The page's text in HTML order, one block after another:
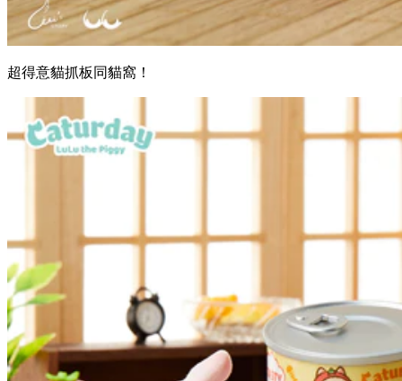
超得意貓抓板同貓窩！